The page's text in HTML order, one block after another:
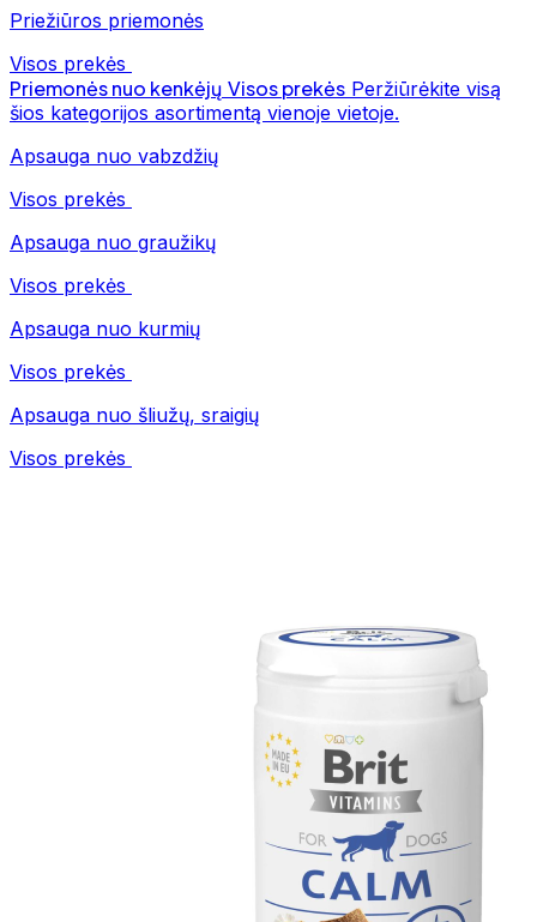
Priežiūros priemonės
Visos prekės
Priemonės nuo kenkėjų Visos prekės Peržiūrėkite visą
šios kategorijos asortimentą vienoje vietoje.
Apsauga nuo vabzdžių
Visos prekės
Apsauga nuo graužikų
Visos prekės
Apsauga nuo kurmių
Visos prekės
Apsauga nuo šliužų, sraigių
Visos prekės